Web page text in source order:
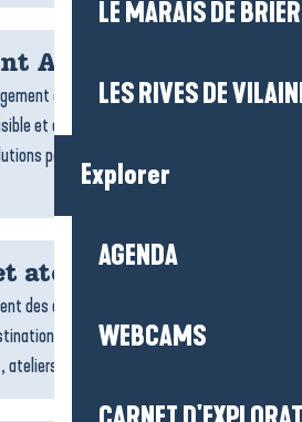
LE MARAIS DE
LES RIVES DE
Explorer
AGENDA
WEBCAMS
Assérac
à Assérac ? Entre littoral
et douceur de vivre, Assérac
pour profiter d’un séjour calme
ateliers créatifs
des artisans locaux ou de créer
La Baule-Presqu’île de
ateliers et espaces créatifs vous...